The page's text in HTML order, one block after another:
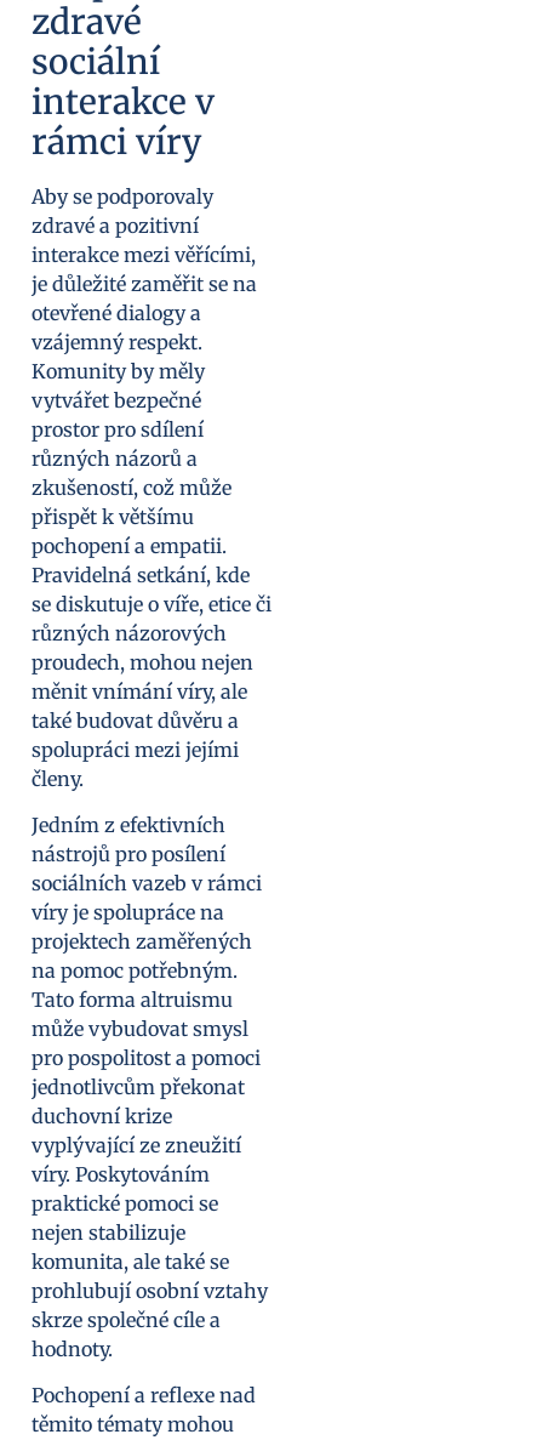
zdravé
sociální
interakce v
rámci víry
Aby se podporovaly
zdravé a pozitivní
interakce mezi věřícími,
je důležité zaměřit se na
otevřené dialogy a
vzájemný respekt.
Komunity by měly
vytvářet bezpečné
prostor pro sdílení
různých názorů a
zkušeností, což může
přispět k většímu
pochopení a empatii.
Pravidelná setkání, kde
se diskutuje o víře, etice či
různých názorových
proudech, mohou nejen
měnit vnímání víry, ale
také budovat důvěru a
spolupráci mezi jejími
členy.
Jedním z efektivních
nástrojů pro posílení
sociálních vazeb v rámci
víry je spolupráce na
projektech zaměřených
na pomoc potřebným.
Tato forma altruismu
může vybudovat smysl
pro pospolitost a pomoci
jednotlivcům překonat
duchovní krize
vyplývající ze zneužití
víry. Poskytováním
praktické pomoci se
nejen stabilizuje
komunita, ale také se
prohlubují osobní vztahy
skrze společné cíle a
hodnoty.
Pochopení a reflexe nad
těmito tématy mohou